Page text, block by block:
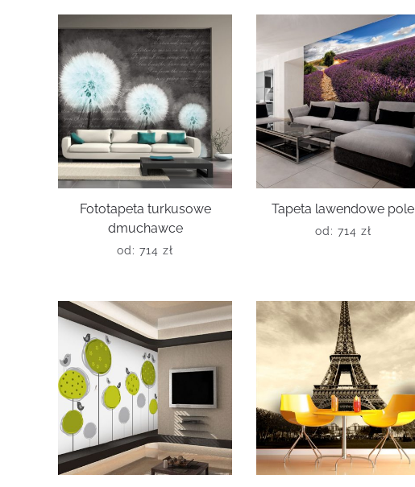
Fototapeta turkusowe
dmuchawce
od: 714 zł
Tapeta lawendowe pole
od: 714 zł